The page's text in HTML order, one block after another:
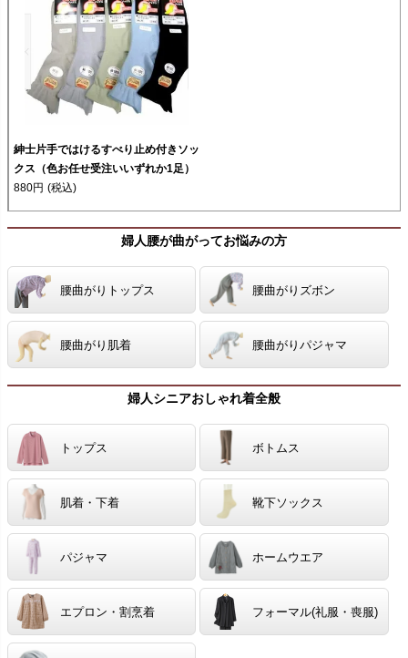
紳士片手ではけるすべり止め付きソッ
クス（色お任せ受注いいずれか1足）
880円 (税込)
婦人腰が曲がってお悩みの方
腰曲がりトップス 腰曲がりズボン
腰曲がり肌着 腰曲がりパジャマ
婦人シニアおしゃれ着全般
トップス ボトムス
肌着・下着 靴下ソックス
パジャマ ホームウエア
エプロン・割烹着 フォーマル(礼服・喪服)